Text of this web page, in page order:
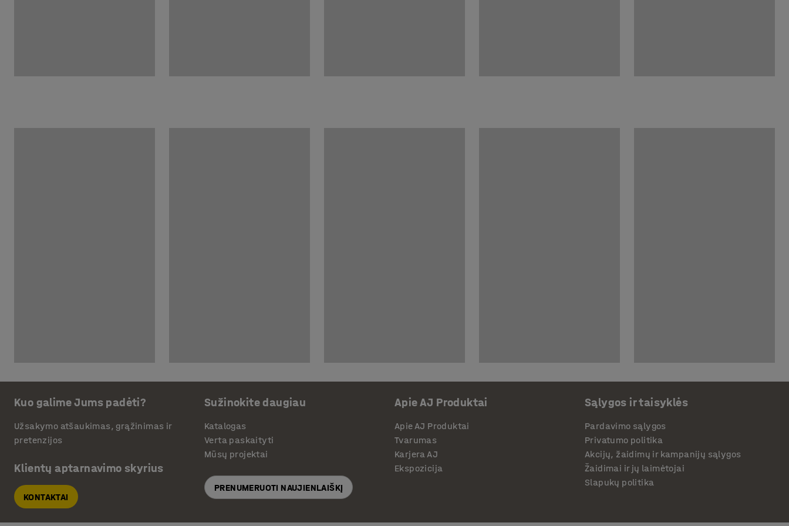
Kuo galime Jums padėti?
Užsakymo atšaukimas, grąžinimas ir
pretenzijos
Klientų aptarnavimo skyrius
KONTAKTAI
Sužinokite daugiau
Katalogas
Verta paskaityti
Mūsų projektai
PRENUMERUOTI NAUJIENLAIŠKĮ
Apie AJ Produktai
Apie AJ Produktai
Tvarumas
Karjera AJ
Ekspozicija
Sąlygos ir taisyklės
Pardavimo sąlygos
Privatumo politika
Akcijų, žaidimų ir kampanijų sąlygos
Žaidimai ir jų laimėtojai
Slapukų politika